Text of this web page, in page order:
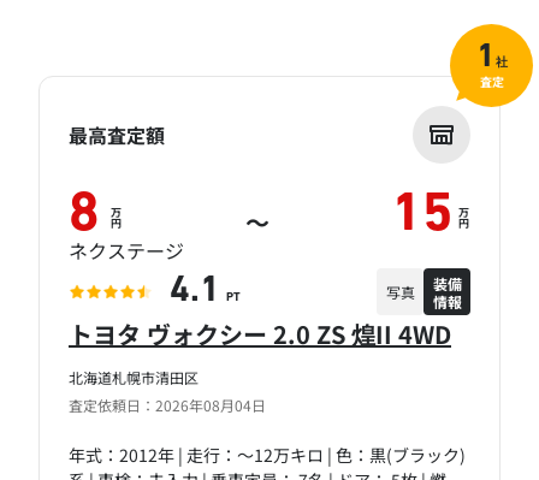
北海道札幌市清田区
査定依頼日：2026年08月04日
トヨタ ヴォクシー 2.0 ZS 煌II 4WD
年式：2012年 | 走行：～12万キロ | 色：黒(ブラック)
最高査定額
8 万
円 ～ 15 万
円
ネクステージ
4.1 PT 写真
装備
情報
1 社
査定